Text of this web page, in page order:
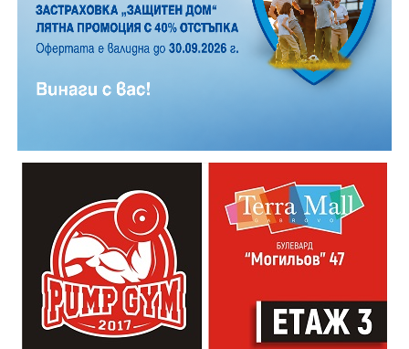
20:00ч. Концерт на група МОЛЕЦ, GoGo,
Zov&Vakavliev, Toria
21:30ч. Коктейли и музика
които свират на китара, да се включат – независимо
от професионалното им ниво. Събитието е различно
– то не е концерт, а споделено преживяване, в което
всеки участва по свой начин. Няма сцена или
официална програма, няма предварително обявени
изпълнители и разделение между публика и
артисти. Всеки е добре дошъл да пее, свири или
просто да преживее звездопад, изпълнен с музика,
падащи звезди и желания.